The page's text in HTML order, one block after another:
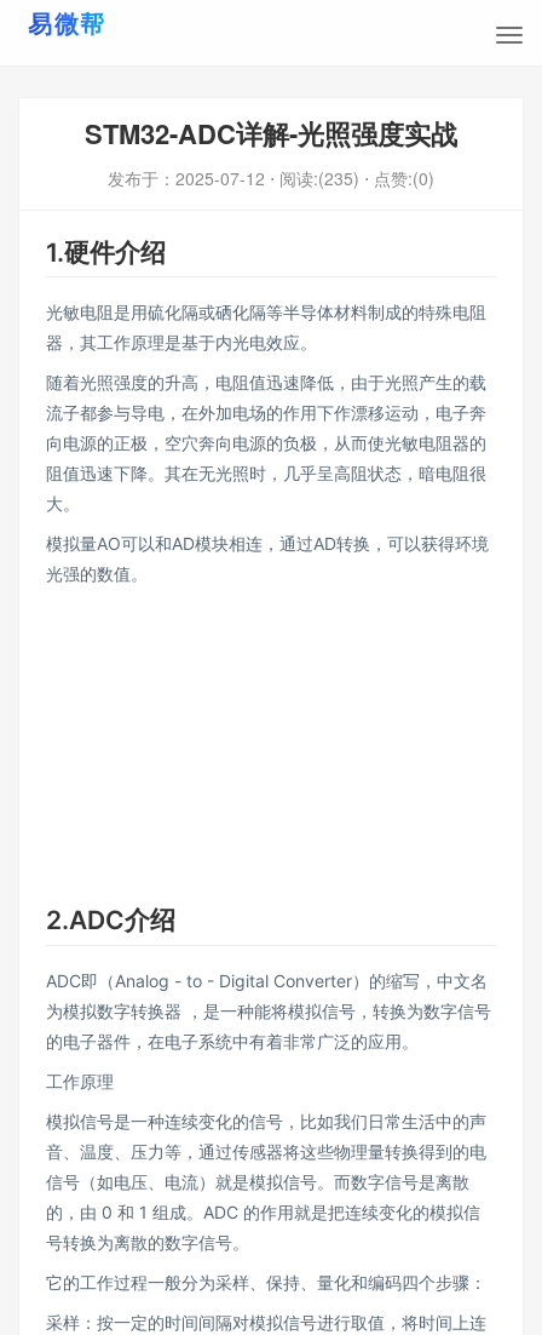
STM32-ADC详解-光照强度实战
发布于： 2025-07-12 ⋅ 阅读:(235) ⋅ 点赞:(0)
1.硬件介绍
光敏电阻是用硫化隔或硒化隔等半导体材料制成的特殊电阻
器，其工作原理是基于内光电效应。
随着光照强度的升高，电阻值迅速降低，由于光照产生的载
流子都参与导电，在外加电场的作用下作漂移运动，电子奔
向电源的正极，空穴奔向电源的负极，从而使光敏电阻器的
阻值迅速下降。其在无光照时，几乎呈高阻状态，暗电阻很
大。
模拟量AO可以和AD模块相连，通过AD转换，可以获得环境
光强的数值。
2.ADC介绍
ADC即（Analog - to - Digital Converter）的缩写，中文名
为模拟数字转换器 ，是一种能将模拟信号，转换为数字信号
的电子器件，在电子系统中有着非常广泛的应用。
工作原理
模拟信号是一种连续变化的信号，比如我们日常生活中的声
音、温度、压力等，通过传感器将这些物理量转换得到的电
信号（如电压、电流）就是模拟信号。而数字信号是离散
的，由 0 和 1 组成。ADC 的作用就是把连续变化的模拟信
号转换为离散的数字信号。
它的工作过程一般分为采样、保持、量化和编码四个步骤：
采样：按一定的时间间隔对模拟信号进行取值，将时间上连